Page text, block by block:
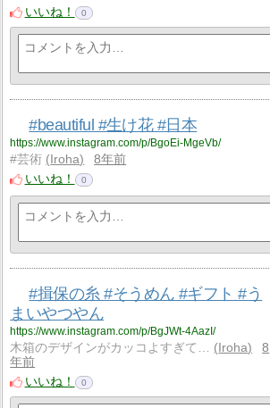
いいね！
0
#beautiful #生け花 #日本
https://www.instagram.com/p/BgoEi-MgeVb/
#芸術 Iroha
8年前
いいね！
0
#揖保の糸 #そうめん #ギフト #う
まいやつやん
https://www.instagram.com/p/BgJWt-4AazI/
木箱のデザインがカッコよすぎて… Iroha
8
年前
いいね！
0